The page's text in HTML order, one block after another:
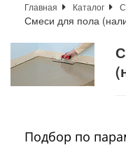
Главная Каталог
Смеси для пола
Подбор по